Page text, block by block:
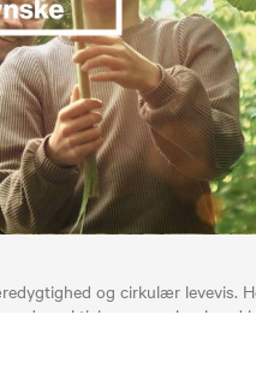
og cirkulær levevis.
som har bund i